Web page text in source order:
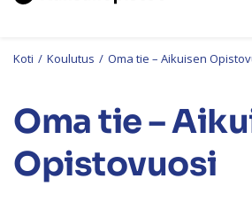
Koti / Koulutus / Oma tie – Aikuisen
Oma tie –
Opistovuosi